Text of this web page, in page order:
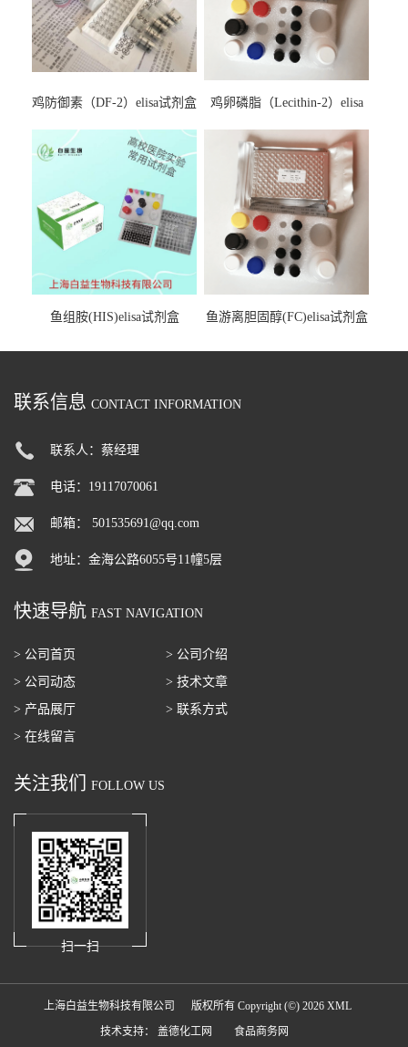
鸡防御素（DF-2）elisa试剂盒
鸡卵磷脂（Lecithin-2）elisa
鱼组胺(HIS)elisa试剂盒 鱼游离胆固醇(FC)elisa试剂盒
联系信息 CONTACT INFORMATION
联系人：蔡经理
电话：19117070061
邮箱： 501535691@qq.com
地址：金海公路6055号11幢5层
快速导航 FAST NAVIGATION
> 公司首页
> 公司介绍
> 公司动态
> 技术文章
> 产品展厅
> 联系方式
> 在线留言
关注我们 FOLLOW US
扫一扫
上海白益生物科技有限公司 版权所有 Copyright (©) 2026 XML
技术支持： 盖德化工网 食品商务网